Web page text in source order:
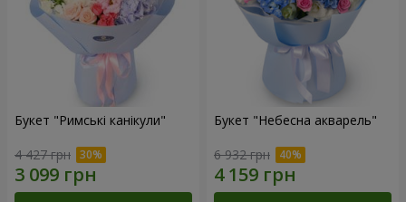
Букет "Римські канікули"
4 427 грн
Букет "Небесна акварель"
6 932 грн